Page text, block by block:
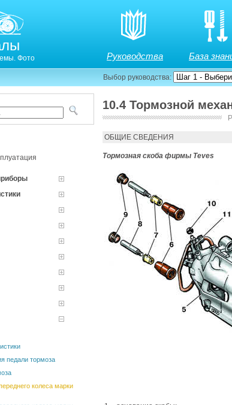
Фото Руководства База
Выбор руководства:
педали тормоза
колеса марки
10.4 Тормозной
ОБЩИЕ СВЕДЕНИЯ
Тормозная скоба фирмы Teves